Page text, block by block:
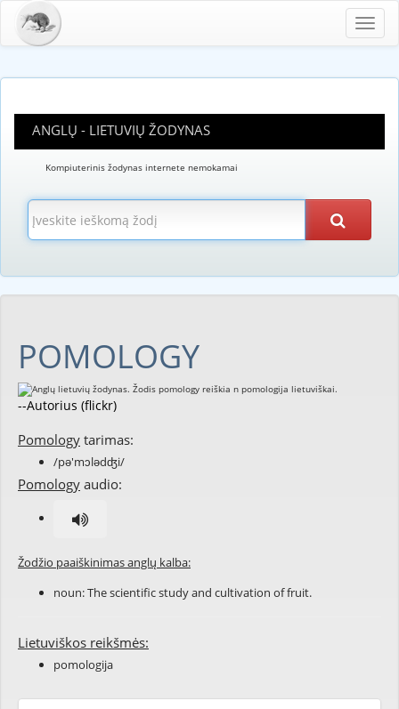
ANGLŲ - LIETUVIŲ ŽODYNAS
Kompiuterinis žodynas internete nemokamai
POMOLOGY
--Autorius (flickr)
Pomology tarimas:
/pə'mɔlədʤi/
Pomology audio:
Žodžio paaiškinimas anglų kalba:
noun: The scientific study and cultivation of fruit.
Lietuviškos reikšmės:
pomologija